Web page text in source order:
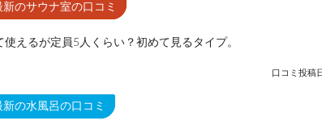
新のサウナ室の口コミ
使えるが定員5人くらい？初めて見るタイプ。
口コミ投稿
新の水風呂の口コミ